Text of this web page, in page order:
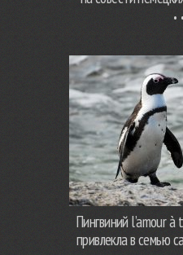
Пингвиний l’amour à
привлекла в семью